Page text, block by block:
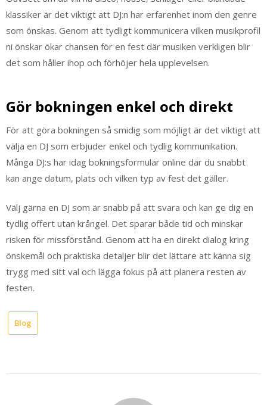
klassiker är det viktigt att DJ:n har erfarenhet inom den genre
som önskas. Genom att tydligt kommunicera vilken musikprofil
ni önskar ökar chansen för en fest där musiken verkligen blir
det som håller ihop och förhöjer hela upplevelsen.
Gör bokningen enkel och direkt
För att göra bokningen så smidig som möjligt är det viktigt att
välja en DJ som erbjuder enkel och tydlig kommunikation.
Många DJ:s har idag bokningsformulär online där du snabbt
kan ange datum, plats och vilken typ av fest det gäller.
Välj gärna en DJ som är snabb på att svara och kan ge dig en
tydlig offert utan krångel. Det sparar både tid och minskar
risken för missförstånd. Genom att ha en direkt dialog kring
önskemål och praktiska detaljer blir det lättare att känna sig
trygg med sitt val och lägga fokus på att planera resten av
festen.
Blog